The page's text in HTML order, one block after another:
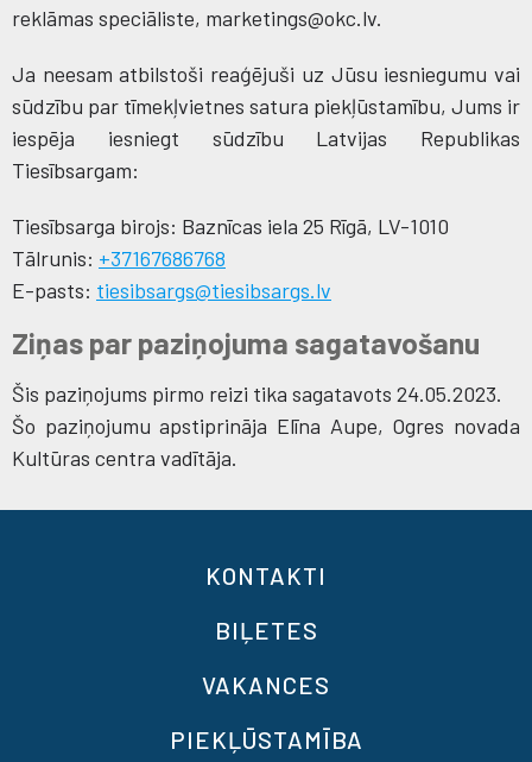
reklāmas speciāliste, marketings@okc.lv.
Ja neesam atbilstoši reaģējuši uz Jūsu iesniegumu vai
sūdzību par tīmekļvietnes satura piekļūstamību, Jums ir
iespēja iesniegt sūdzību Latvijas Republikas
Tiesībsargam:
Tiesībsarga birojs: Baznīcas iela 25 Rīgā, LV-1010
Tālrunis: +37167686768
E-pasts: tiesibsargs@tiesibsargs.lv
Ziņas par paziņojuma sagatavošanu
Šis paziņojums pirmo reizi tika sagatavots 24.05.2023.
Šo paziņojumu apstiprināja Elīna Aupe, Ogres novada
Kultūras centra vadītāja.
KONTAKTI
BIĻETES
VAKANCES
PIEKĻŪSTAMĪBA